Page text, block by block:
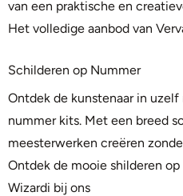
van een praktische en
Het volledige aanbod van
Schilderen op Nummer
Ontdek de kunstenaar in
nummer kits. Met een breed
meesterwerken creëren
Ontdek de mooie shilderen
Wizardi bij ons